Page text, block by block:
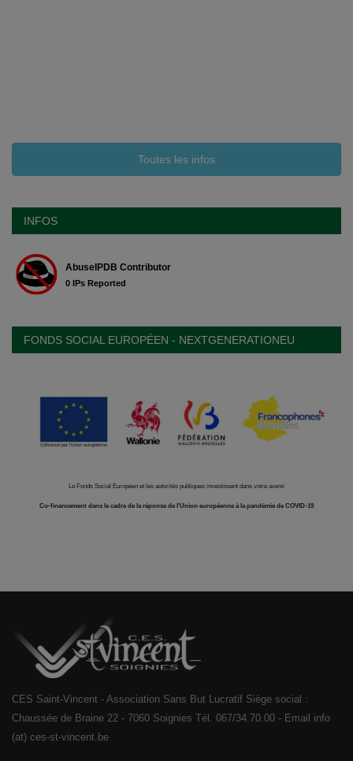
Toutes les infos
INFOS
FONDS SOCIAL EUROPÉEN - NEXTGENERATIONEU
Le Fonds Social Européen et les autorités publiques investissent dans votre avenir
Co-financement dans le cadre de la réponse de l'Union européenne à la pandémie de COVID-19
CES Saint-Vincent - Association Sans But Lucratif Siège social :
Chaussée de Braine 22 - 7060 Soignies Tél. 067/34.70.00 - Email info
(at) ces-st-vincent.be